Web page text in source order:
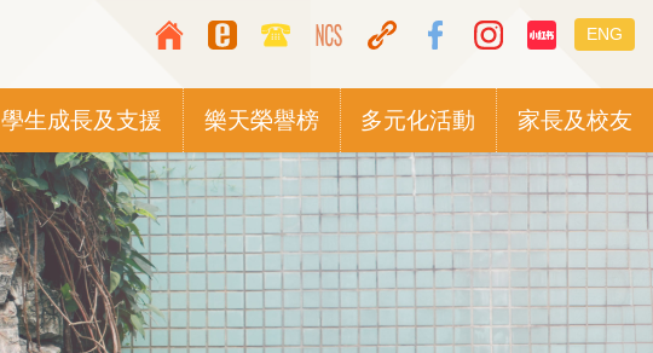
Top
Media
Icon
Button
switcher
ENG
學生成長及支援 樂天榮譽榜 多元化活動 家長及校友